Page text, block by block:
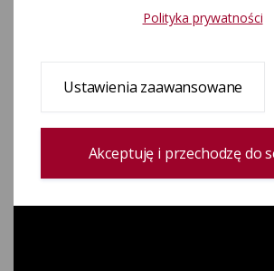
Polityka prywatności
Ustawienia zaawansowane
Akceptuję i przechodzę do